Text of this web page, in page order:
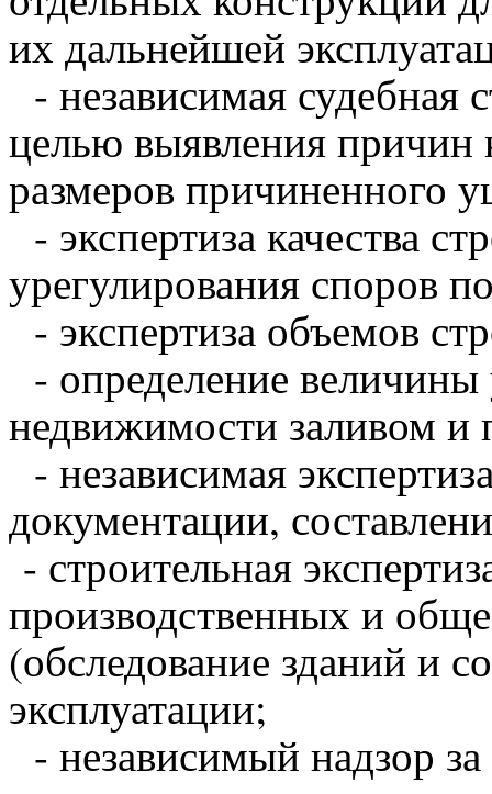
их дальнейшей
- независимая судебная
целью выявления причин
размеров причиненного
- экспертиза качества
урегулирования споров
- экспертиза объемов
- определение
недвижимости заливом и
- независимая
документации,
- строительная
производственных и
(обследование зданий и
эксплуатации;
- независимый надзор